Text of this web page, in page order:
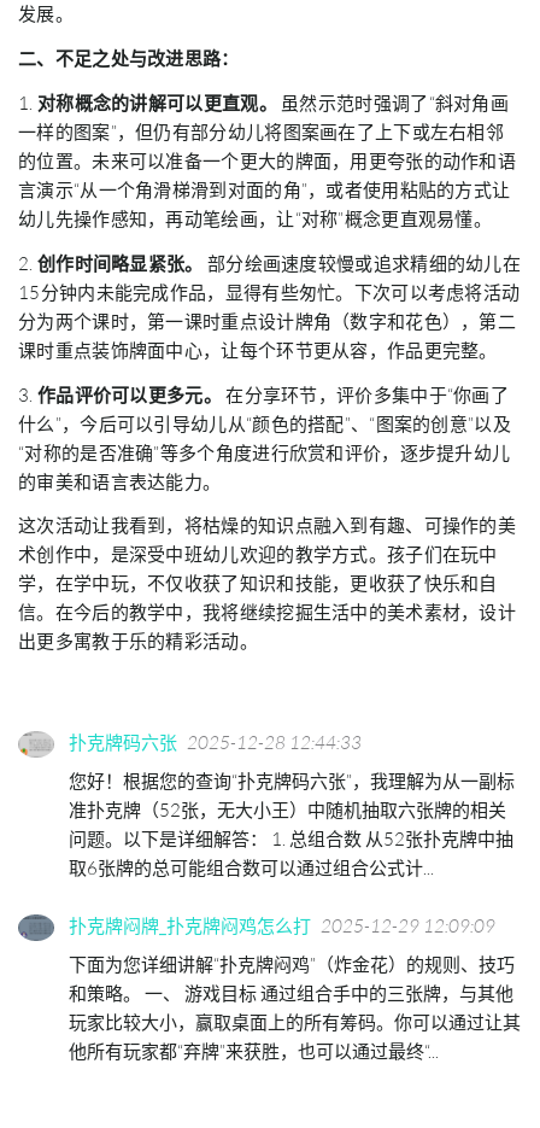
发展。
二、不足之处与改进思路：
1. 对称概念的讲解可以更直观。
虽然示范时强调了“斜对角画
一样的图案”，但仍有部分幼儿将图案画在了上下或左右相邻
的位置。未来可以准备一个更大的牌面，用更夸张的动作和语
言演示“从一个角滑梯滑到对面的角”，或者使用粘贴的方式让
幼儿先操作感知，再动笔绘画，让“对称”概念更直观易懂。
2. 创作时间略显紧张。
部分绘画速度较慢或追求精细的幼儿在
15分钟内未能完成作品，显得有些匆忙。下次可以考虑将活动
分为两个课时，第一课时重点设计牌角（数字和花色），第二
课时重点装饰牌面中心，让每个环节更从容，作品更完整。
3. 作品评价可以更多元。
在分享环节，评价多集中于“你画了
什么”，今后可以引导幼儿从“颜色的搭配”、“图案的创意”以及
“对称的是否准确”等多个角度进行欣赏和评价，逐步提升幼儿
的审美和语言表达能力。
这次活动让我看到，将枯燥的知识点融入到有趣、可操作的美
术创作中，是深受中班幼儿欢迎的教学方式。孩子们在玩中
学，在学中玩，不仅收获了知识和技能，更收获了快乐和自
信。在今后的教学中，我将继续挖掘生活中的美术素材，设计
出更多寓教于乐的精彩活动。
扑克牌码六张 2025-12-28 12:44:33
您好！根据您的查询“扑克牌码六张”，我理解为从一副标
准扑克牌（52张，无大小王）中随机抽取六张牌的相关
问题。以下是详细解答： 1. 总组合数 从52张扑克牌中抽
取6张牌的总可能组合数可以通过组合公式计...
扑克牌闷牌_扑克牌闷鸡怎么打 2025-12-29 12:09:09
下面为您详细讲解“扑克牌闷鸡”（炸金花）的规则、技巧
和策略。 一、 游戏目标 通过组合手中的三张牌，与其他
玩家比较大小，赢取桌面上的所有筹码。你可以通过让其
他所有玩家都“弃牌”来获胜，也可以通过最终“...